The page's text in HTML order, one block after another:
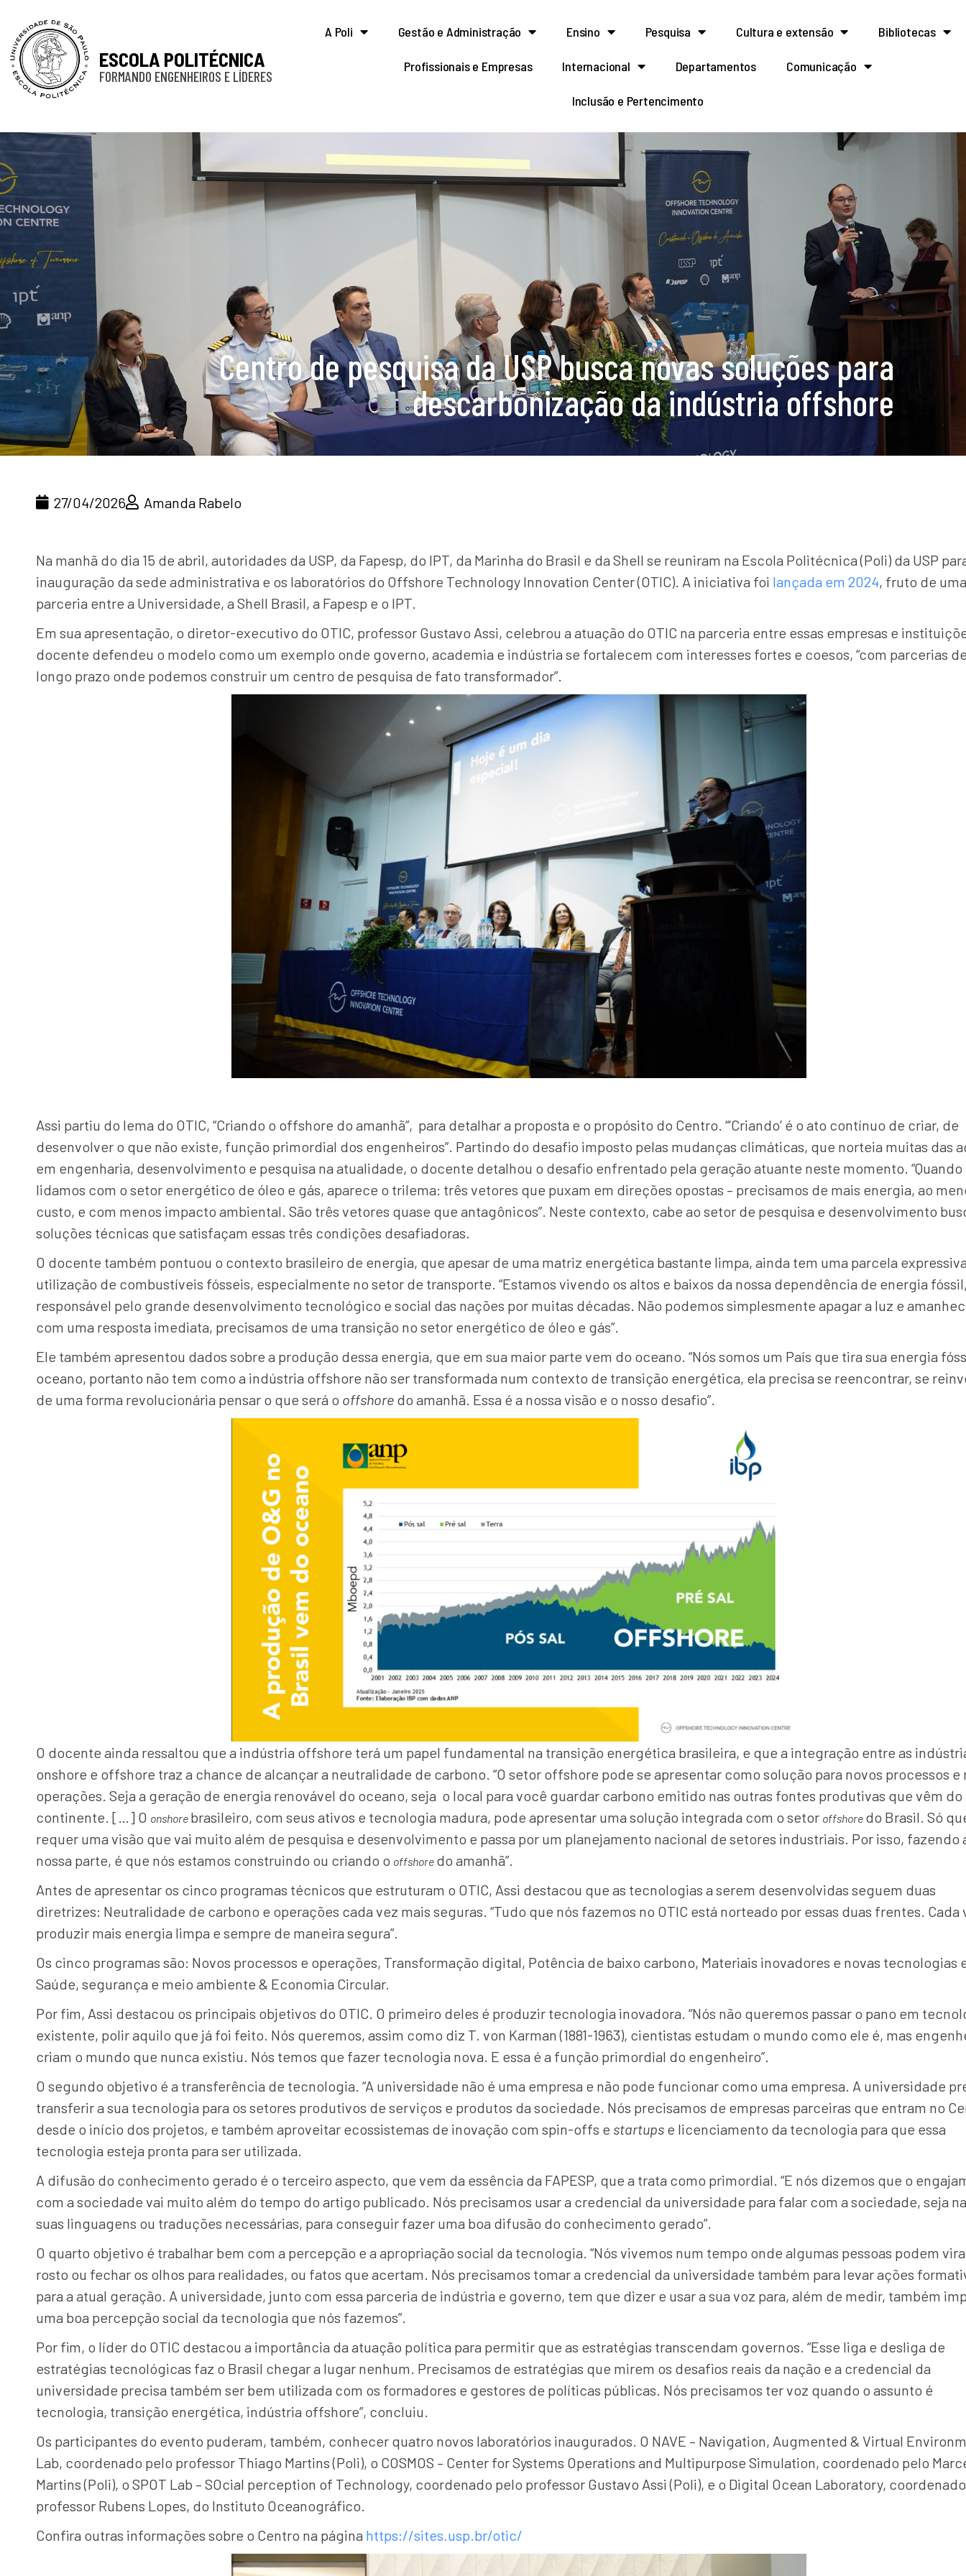
ESCOLA POLITÉCNICA
FORMANDO ENGENHEIROS E LÍDERES
A Poli Gestão e Administração Ensino Pesquisa Cultura e extensão Bibliotecas
Profissionais e Empresas Internacional Departamentos Comunicação
Inclusão e Pertencimento
Centro de pesquisa da USP busca novas soluções para
descarbonização da indústria offshore
27/04/2026 Amanda Rabelo
Na manhã do dia 15 de abril, autoridades da USP, da Fapesp, do IPT, da Marinha do Brasil e da Shell se reuniram na Escola Politécnica (Poli) da USP
inauguração da sede administrativa e os laboratórios do Offshore Technology Innovation Center (OTIC). A iniciativa foi lançada em 2024, fruto de uma
parceria entre a Universidade, a Shell Brasil, a Fapesp e o IPT.
Em sua apresentação, o diretor-executivo do OTIC, professor Gustavo Assi, celebrou a atuação do OTIC na parceria entre essas empresas e
docente defendeu o modelo como um exemplo onde governo, academia e indústria se fortalecem com interesses fortes e coesos, “com parcerias
longo prazo onde podemos construir um centro de pesquisa de fato transformador”.
Assi partiu do lema do OTIC, “Criando o offshore do amanhã”, para detalhar a proposta e o propósito do Centro. “‘Criando’ é o ato contínuo de criar, de
desenvolver o que não existe, função primordial dos engenheiros”. Partindo do desafio imposto pelas mudanças climáticas, que norteia muitas das
em engenharia, desenvolvimento e pesquisa na atualidade, o docente detalhou o desafio enfrentado pela geração atuante neste momento. “Quando
lidamos com o setor energético de óleo e gás, aparece o trilema: três vetores que puxam em direções opostas – precisamos de mais energia, ao
custo, e com menos impacto ambiental. São três vetores quase que antagônicos”. Neste contexto, cabe ao setor de pesquisa e desenvolvimento
soluções técnicas que satisfaçam essas três condições desafiadoras.
O docente também pontuou o contexto brasileiro de energia, que apesar de uma matriz energética bastante limpa, ainda tem uma parcela
utilização de combustíveis fósseis, especialmente no setor de transporte. “Estamos vivendo os altos e baixos da nossa dependência de energia
responsável pelo grande desenvolvimento tecnológico e social das nações por muitas décadas. Não podemos simplesmente apagar a luz e
com uma resposta imediata, precisamos de uma transição no setor energético de óleo e gás”.
Ele também apresentou dados sobre a produção dessa energia, que em sua maior parte vem do oceano. “Nós somos um País que tira sua energia
oceano, portanto não tem como a indústria offshore não ser transformada num contexto de transição energética, ela precisa se reencontrar, se
de uma forma revolucionária pensar o que será o offshore do amanhã. Essa é a nossa visão e o nosso desafio”.
O docente ainda ressaltou que a indústria offshore terá um papel fundamental na transição energética brasileira, e que a integração entre as
onshore e offshore traz a chance de alcançar a neutralidade de carbono. “O setor offshore pode se apresentar como solução para novos processos e
operações. Seja a geração de energia renovável do oceano, seja o local para você guardar carbono emitido nas outras fontes produtivas que vêm do
continente. […] O onshore brasileiro, com seus ativos e tecnologia madura, pode apresentar uma solução integrada com o setor offshore do Brasil. Só
requer uma visão que vai muito além de pesquisa e desenvolvimento e passa por um planejamento nacional de setores industriais. Por isso, fazendo
nossa parte, é que nós estamos construindo ou criando o offshore do amanhã”.
Antes de apresentar os cinco programas técnicos que estruturam o OTIC, Assi destacou que as tecnologias a serem desenvolvidas seguem duas
diretrizes: Neutralidade de carbono e operações cada vez mais seguras. “Tudo que nós fazemos no OTIC está norteado por essas duas frentes. Cada
produzir mais energia limpa e sempre de maneira segura”.
Os cinco programas são: Novos processos e operações, Transformação digital, Potência de baixo carbono, Materiais inovadores e novas tecnologias
Saúde, segurança e meio ambiente & Economia Circular.
Por fim, Assi destacou os principais objetivos do OTIC. O primeiro deles é produzir tecnologia inovadora. “Nós não queremos passar o pano em
existente, polir aquilo que já foi feito. Nós queremos, assim como diz T. von Karman (1881-1963), cientistas estudam o mundo como ele é, mas
criam o mundo que nunca existiu. Nós temos que fazer tecnologia nova. E essa é a função primordial do engenheiro”.
O segundo objetivo é a transferência de tecnologia. “A universidade não é uma empresa e não pode funcionar como uma empresa. A universidade
transferir a sua tecnologia para os setores produtivos de serviços e produtos da sociedade. Nós precisamos de empresas parceiras que entram no
desde o início dos projetos, e também aproveitar ecossistemas de inovação com spin-offs e startups e licenciamento da tecnologia para que essa
tecnologia esteja pronta para ser utilizada.
A difusão do conhecimento gerado é o terceiro aspecto, que vem da essência da FAPESP, que a trata como primordial. “E nós dizemos que o
com a sociedade vai muito além do tempo do artigo publicado. Nós precisamos usar a credencial da universidade para falar com a sociedade, seja
suas linguagens ou traduções necessárias, para conseguir fazer uma boa difusão do conhecimento gerado”.
O quarto objetivo é trabalhar bem com a percepção e a apropriação social da tecnologia. “Nós vivemos num tempo onde algumas pessoas podem
rosto ou fechar os olhos para realidades, ou fatos que acertam. Nós precisamos tomar a credencial da universidade também para levar ações
para a atual geração. A universidade, junto com essa parceria de indústria e governo, tem que dizer e usar a sua voz para, além de medir, também
uma boa percepção social da tecnologia que nós fazemos”.
Por fim, o líder do OTIC destacou a importância da atuação política para permitir que as estratégias transcendam governos. “Esse liga e desliga de
estratégias tecnológicas faz o Brasil chegar a lugar nenhum. Precisamos de estratégias que mirem os desafios reais da nação e a credencial da
universidade precisa também ser bem utilizada com os formadores e gestores de políticas públicas. Nós precisamos ter voz quando o assunto é
tecnologia, transição energética, indústria offshore”, concluiu.
Os participantes do evento puderam, também, conhecer quatro novos laboratórios inaugurados. O NAVE – Navigation, Augmented & Virtual
Lab, coordenado pelo professor Thiago Martins (Poli), o COSMOS – Center for Systems Operations and Multipurpose Simulation, coordenado pelo
Martins (Poli), o SPOT Lab – SOcial perception of Technology, coordenado pelo professor Gustavo Assi (Poli), e o Digital Ocean Laboratory,
professor Rubens Lopes, do Instituto Oceanográfico.
Confira outras informações sobre o Centro na página https://sites.usp.br/otic/